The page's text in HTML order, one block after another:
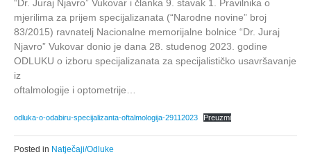
“Dr. Juraj Njavro” Vukovar i članka 9. stavak 1. Pravilnika o
mjerilima za prijem specijalizanata (“Narodne novine” broj
83/2015) ravnatelj Nacionalne memorijalne bolnice “Dr. Juraj
Njavro” Vukovar donio je dana 28. studenog 2023. godine
ODLUKU o izboru specijalizanata za specijalističko usavršavanje
iz
oftalmologije i optometrije…
odluka-o-odabiru-specijalizanta-oftalmologija-29112023 Preuzmi
Posted in Natječaji/Odluke